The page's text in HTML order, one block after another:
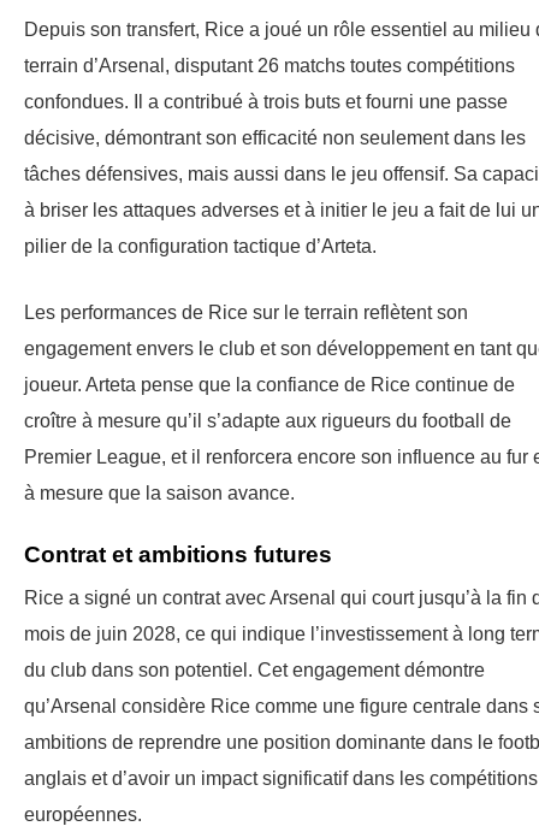
Depuis son transfert, Rice a joué un rôle essentiel au milieu
terrain d’Arsenal, disputant 26 matchs toutes compétitions
confondues. Il a contribué à trois buts et fourni une passe
décisive, démontrant son efficacité non seulement dans les
tâches défensives, mais aussi dans le jeu offensif. Sa
à briser les attaques adverses et à initier le jeu a fait de lui
pilier de la configuration tactique d’Arteta.
Les performances de Rice sur le terrain reflètent son
engagement envers le club et son développement en tant
joueur. Arteta pense que la confiance de Rice continue de
croître à mesure qu’il s’adapte aux rigueurs du football de
Premier League, et il renforcera encore son influence au fur
à mesure que la saison avance.
Contrat et ambitions futures
Rice a signé un contrat avec Arsenal qui court jusqu’à la fin
mois de juin 2028, ce qui indique l’investissement à long
du club dans son potentiel. Cet engagement démontre
qu’Arsenal considère Rice comme une figure centrale dans
ambitions de reprendre une position dominante dans le
anglais et d’avoir un impact significatif dans les compétitions
européennes.